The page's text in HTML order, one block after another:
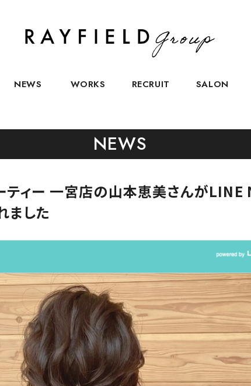
NEWS WORKS RECRUIT SALON
NEWS
ティー 一宮店の山本恵美さんがLINE
ました